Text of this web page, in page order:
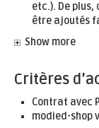
etc.). De plus,
être ajoutés
Show more
Critères
Contrat avec
modied-shop